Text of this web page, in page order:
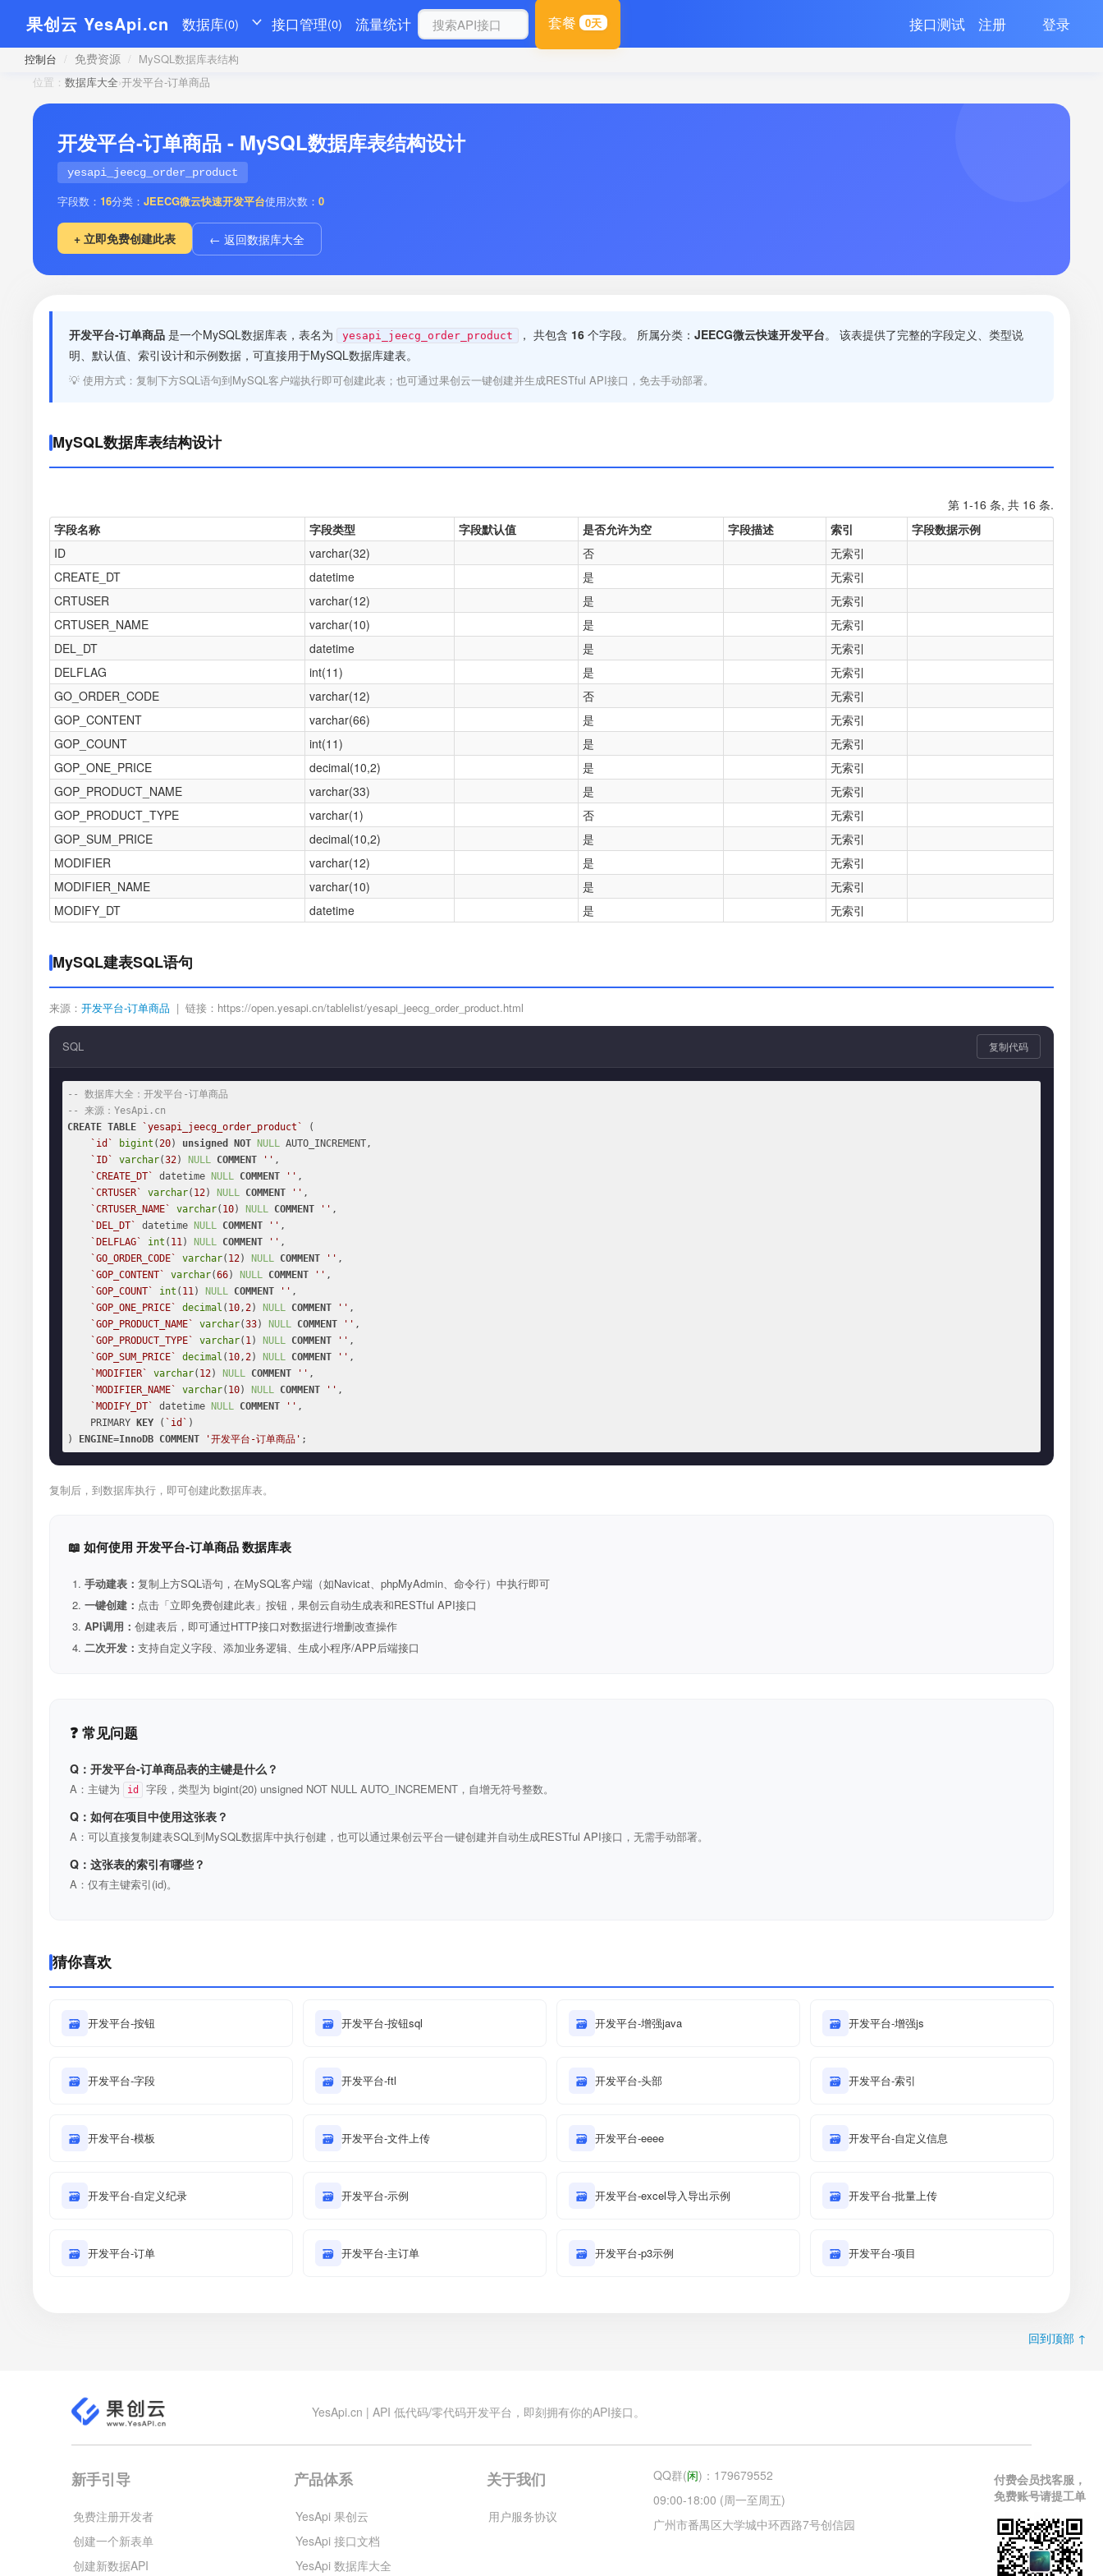
果创云 YesApi.cn 数据库(0) 接口管理(0) 流量统计 套餐 0天 接口测试 注册 登录
控制台 / 免费资源 / MySQL数据库表结构
位置： 数据库大全›开发平台-订单商品
开发平台-订单商品 - MySQL数据库表结构设计
yesapi_jeecg_order_product
字段数： 16分类： JEECG微云快速开发平台使用次数： 0
+ 立即免费创建此表 ← 返回数据库大全
开发平台-订单商品 是一个MySQL数据库表，表名为 yesapi_jeecg_order_product ， 共包含 16 个字段。 所属分类： JEECG微云快速开发平台。 该表提供了完整的字段定义、类型说
明、默认值、索引设计和示例数据，可直接用于MySQL数据库建表。
💡 使用方式：复制下方SQL语句到MySQL客户端执行即可创建此表；也可通过果创云一键创建并生成RESTful API接口，免去手动部署。
MySQL数据库表结构设计
第 1-16 条, 共 16 条.
字段名称
字段类型 字段默认值 是否允许为空 字段描述 索引
字段数据示例
ID
varchar(32) 否
无索引
CREATE_DT
datetime 是
无索引
CRTUSER
varchar(12) 是
无索引
CRTUSER_NAME
varchar(10) 是
无索引
DEL_DT
datetime 是
无索引
DELFLAG
int(11) 是
无索引
GO_ORDER_CODE
varchar(12) 否
无索引
GOP_CONTENT
varchar(66) 是
无索引
GOP_COUNT
int(11) 是
无索引
GOP_ONE_PRICE
decimal(10,2) 是
无索引
GOP_PRODUCT_NAME
varchar(33) 是
无索引
GOP_PRODUCT_TYPE
varchar(1) 否
无索引
GOP_SUM_PRICE
decimal(10,2) 是
无索引
MODIFIER
varchar(12) 是
无索引
MODIFIER_NAME
varchar(10) 是
无索引
MODIFY_DT
datetime 是 无索引
MySQL建表SQL语句
来源： 开发平台-订单商品 | 链接：https://open.yesapi.cn/tablelist/yesapi_jeecg_order_product.html
SQL 复制代码
-- 数据库大全：开发平台-订单商品
-- 来源：YesApi.cn
CREATE TABLE `yesapi_jeecg_order_product`
(
`id`
bigint (20) unsigned NOT NULL AUTO_INCREMENT,
`ID`
varchar(32) NULL COMMENT '' ,
`CREATE_DT`
datetime NULL COMMENT '' ,
`CRTUSER`
varchar( 12) NULL COMMENT '' ,
`CRTUSER_NAME`
varchar( 10) NULL COMMENT '' ,
`DEL_DT`
datetime NULL COMMENT '' ,
`DELFLAG`
int ( 11) NULL COMMENT '' ,
`GO_ORDER_CODE`
varchar( 12) NULL COMMENT '' ,
`GOP_CONTENT`
varchar(66) NULL COMMENT '' ,
`GOP_COUNT`
int ( 11) NULL COMMENT '' ,
`GOP_ONE_PRICE`
decimal ( 10,2) NULL COMMENT '' ,
`GOP_PRODUCT_NAME`
varchar(33) NULL COMMENT '' ,
`GOP_PRODUCT_TYPE`
varchar( 1) NULL COMMENT '' ,
`GOP_SUM_PRICE`
decimal ( 10,2) NULL COMMENT '' ,
`MODIFIER`
varchar( 12) NULL COMMENT '' ,
`MODIFIER_NAME`
varchar( 10) NULL COMMENT '' ,
`MODIFY_DT`
datetime NULL COMMENT '' ,
    PRIMARY
KEY ( `id` )
)
ENGINE=InnoDB COMMENT '开发平台-订单商品' ;
复制后，到数据库执行，即可创建此数据库表。
📖 如何使用 开发平台-订单商品 数据库表
手动建表： 复制上方SQL语句，在MySQL客户端（如Navicat、phpMyAdmin、命令行）中执行即可
一键创建： 点击「立即免费创建此表」按钮，果创云自动生成表和RESTful API接口
API调用： 创建表后，即可通过HTTP接口对数据进行增删改查操作
二次开发： 支持自定义字段、添加业务逻辑、生成小程序/APP后端接口
❓ 常见问题
Q：开发平台-订单商品表的主键是什么？
A：主键为 id 字段，类型为 bigint(20) unsigned NOT NULL AUTO_INCREMENT，自增无符号整数。
Q：如何在项目中使用这张表？
A：可以直接复制建表SQL到MySQL数据库中执行创建，也可以通过果创云平台一键创建并自动生成RESTful API接口，无需手动部署。
Q：这张表的索引有哪些？
A：仅有主键索引(id)。
猜你喜欢
🗃 开发平台-按钮 🗃 开发平台-按钮sql 🗃 开发平台-增强java 🗃 开发平台-增强js
🗃 开发平台-字段 🗃 开发平台-ftl 🗃 开发平台-头部 🗃 开发平台-索引
🗃 开发平台-模板 🗃 开发平台-文件上传 🗃 开发平台-eeee 🗃 开发平台-自定义信息
🗃 开发平台-自定义纪录 🗃 开发平台-示例 🗃 开发平台-excel导入导出示例 🗃 开发平台-批量上传
🗃 开发平台-订单 🗃 开发平台-主订单 🗃 开发平台-p3示例 🗃 开发平台-项目
回到顶部 ↑
YesApi.cn | API 低代码/零代码开发平台，即刻拥有你的API接口。
新手引导
免费注册开发者
创建一个新表单
创建新数据API
产品体系
YesApi 果创云
YesApi 接口文档
YesApi 数据库大全
关于我们
用户服务协议
QQ群(闲)：179679552
09:00-18:00 (周一至周五)
广州市番禺区大学城中环西路7号创信园
付费会员找客服，
免费账号请提工单